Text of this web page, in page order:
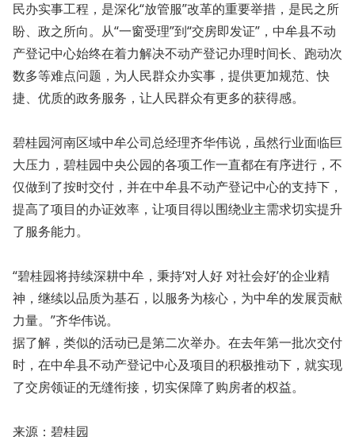
民办实事工程，是深化“放管服”改革的重要举措，是民之所
盼、政之所向。从“一窗受理”到“交房即发证”，中牟县不动
产登记中心始终在着力解决不动产登记办理时间长、跑动次
数多等难点问题，为人民群众办实事，提供更加规范、快
捷、优质的政务服务，让人民群众有更多的获得感。
碧桂园河南区域中牟公司总经理齐华伟说，虽然行业面临巨
大压力，碧桂园中央公园的各项工作一直都在有序进行，不
仅做到了按时交付，并在中牟县不动产登记中心的支持下，
提高了项目的办证效率，让项目得以围绕业主需求切实提升
了服务能力。
“碧桂园将持续深耕中牟，秉持‘对人好 对社会好’的企业精
神，继续以品质为基石，以服务为核心，为中牟的发展贡献
力量。”齐华伟说。
据了解，类似的活动已是第二次举办。在去年第一批次交付
时，在中牟县不动产登记中心及项目的积极推动下，就实现
了交房领证的无缝衔接，切实保障了购房者的权益。
来源：碧桂园